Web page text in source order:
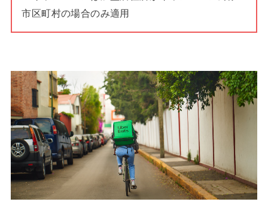
市区町村の場合のみ適用